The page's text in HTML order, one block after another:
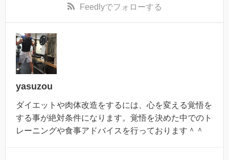
Feedlyでフォローする
yasuzou
ダイエットや肉体改造をするには、心を変える覚悟を
する事が絶対条件になります。覚悟を決めた中でのト
レーニングや食事アドバイスを行っております＾＾